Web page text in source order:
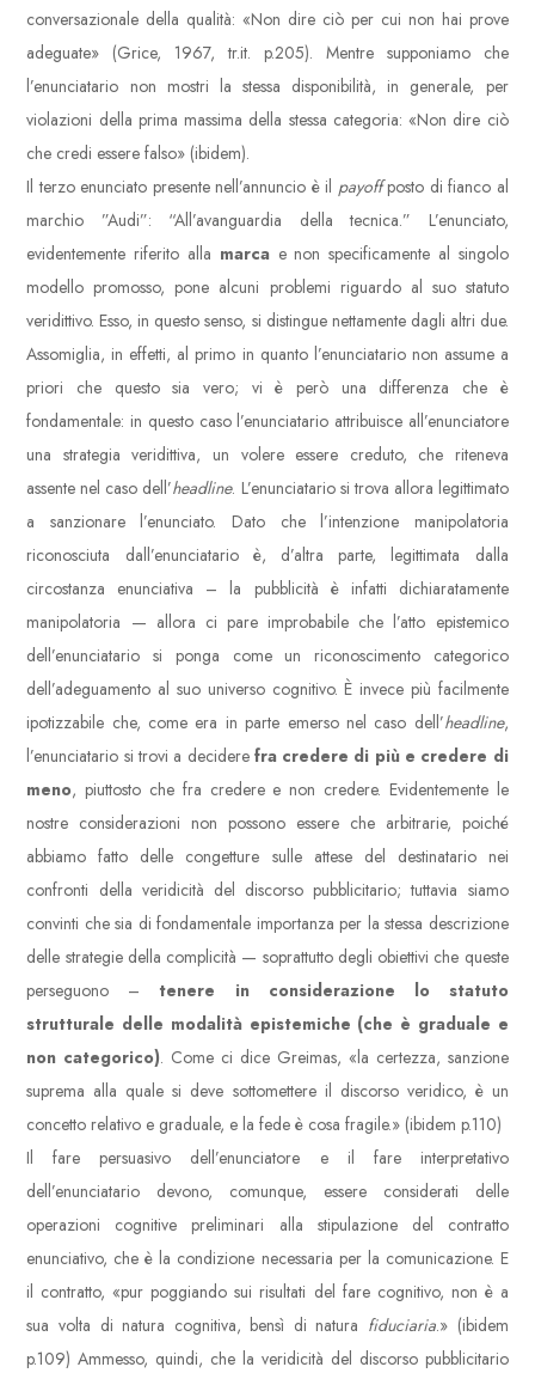
conversazionale della qualità: «Non dire ciò per cui non hai prove
adeguate» (Grice, 1967, tr.it. p.205). Mentre supponiamo che
l’enunciatario non mostri la stessa disponibilità, in generale, per
violazioni della prima massima della stessa categoria: «Non dire ciò
che credi essere falso» (ibidem).
Il terzo enunciato presente nell’annuncio è il payoffposto di fianco al
marchio ”Audi”: “All’avanguardia della tecnica.” L’enunciato,
evidentemente riferito alla marcae non specificamente al singolo
modello promosso, pone alcuni problemi riguardo al suo statuto
veridittivo. Esso, in questo senso, si distingue nettamente dagli altri due.
Assomiglia, in effetti, al primo in quanto l’enunciatario non assume a
priori che questo sia vero; vi è però una differenza che è
fondamentale: in questo caso l’enunciatario attribuisce all’enunciatore
una strategia veridittiva, un volere essere creduto, che riteneva
assente nel caso dell’headline. L’enunciatario si trova allora legittimato
a sanzionare l’enunciato. Dato che l’intenzione manipolatoria
riconosciuta dall’enunciatario è, d’altra parte, legittimata dalla
circostanza enunciativa – la pubblicità è infatti dichiaratamente
manipolatoria — allora ci pare improbabile che l’atto epistemico
dell’enunciatario si ponga come un riconoscimento categorico
dell’adeguamento al suo universo cognitivo. È invece più facilmente
ipotizzabile che, come era in parte emerso nel caso dell’headline,
l’enunciatario si trovi a decidere fra credere di più e credere di
meno, piuttosto che fra credere e non credere. Evidentemente le
nostre considerazioni non possono essere che arbitrarie, poiché
abbiamo fatto delle congetture sulle attese del destinatario nei
confronti della veridicità del discorso pubblicitario; tuttavia siamo
convinti che sia di fondamentale importanza per la stessa descrizione
delle strategie della complicità — soprattutto degli obiettivi che queste
perseguono – tenere in considerazione lo statuto
strutturale delle modalità epistemiche (che è graduale e
non categorico). Come ci dice Greimas, «la certezza, sanzione
suprema alla quale si deve sottomettere il discorso veridico, è un
concetto relativo e graduale, e la fede è cosa fragile.» (ibidem p.110)
Il fare persuasivo dell’enunciatore e il fare interpretativo
dell’enunciatario devono, comunque, essere considerati delle
operazioni cognitive preliminari alla stipulazione del contratto
enunciativo, che è la condizione necessaria per la comunicazione. E
il contratto, «pur poggiando sui risultati del fare cognitivo, non è a
sua volta di natura cognitiva, bensì di natura fiduciaria.» (ibidem
p.109) Ammesso, quindi, che la veridicità del discorso pubblicitario